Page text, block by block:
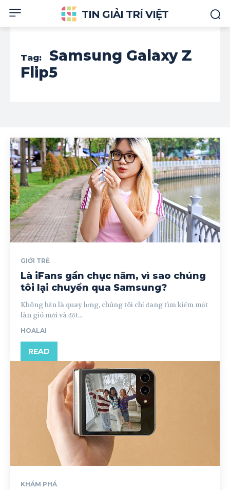
TIN GIẢI TRÍ VIỆT
Tag:
Samsung Galaxy Z
Flip5
GIỚI TRẺ
Là iFans gần chục năm, vì sao chúng
tôi lại chuyển qua Samsung?
Không hẳn là quay lưng, chúng tôi chỉ đang tìm kiếm một
làn gió mới và đột...
HOALAI
READ
KHÁM PHÁ